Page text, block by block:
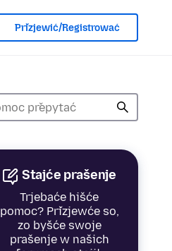
Přizjewić/Registrować
Stajće prašenje
Trjebaće hišće
pomoc? Přizjewće so,
zo byšće swoje
prašenje w našich